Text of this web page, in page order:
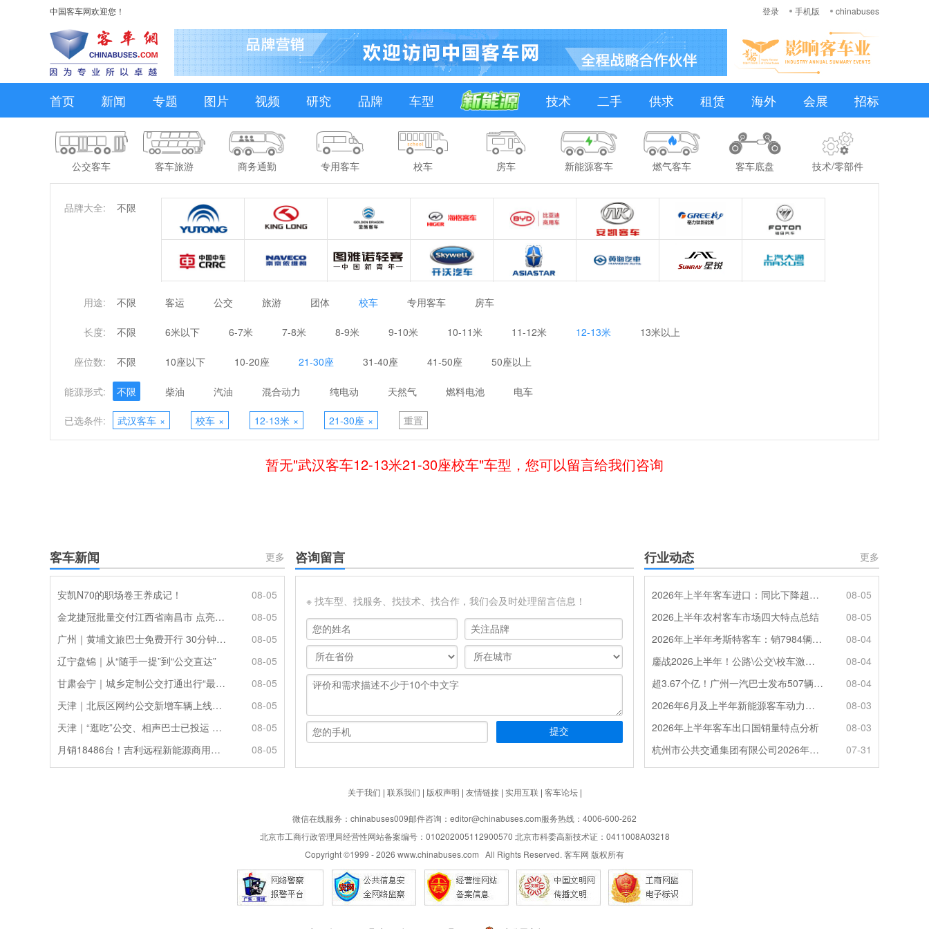
中国客车网欢迎您！ 登录 手机版 chinabuses
首页 新闻 专题 图片 视频 研究 品牌 车型 技术 二手 供求 租赁 海外 会展 招标
公交客车 客车旅游 商务通勤 专用客车 校车 房车 新能源客车 燃气客车 客车底盘 技术/零部件
品牌大全: 不限
用途: 不限 客运 公交 旅游 团体 校车 专用客车 房车
长度: 不限 6米以下 6-7米 7-8米 8-9米 9-10米 10-11米 11-12米 12-13米 13米以上
座位数: 不限 10座以下 10-20座 21-30座 31-40座 41-50座 50座以上
能源形式: 不限 柴油 汽油 混合动力 纯电动 天然气 燃料电池 电车
已选条件: 武汉客车 × 校车 × 12-13米 × 21-30座 × 重置
暂无"武汉客车12-13米21-30座校车"车型，您可以留言给我们咨询
客车新闻 更多
安凯N70的职场卷王养成记！
08-05
金龙捷冠批量交付江西省南昌市 点亮城乡便民定制出行
08-05
广州｜黄埔文旅巴士免费开行 30分钟一班解锁山海文博一日游
08-05
辽宁盘锦｜从“随手一提”到“公交直达”
08-05
甘肃会宁｜城乡定制公交打通出行“最后一公里”
08-05
天津｜北辰区网约公交新增车辆上线运营
08-05
天津｜“逛吃”公交、相声巴士已投运 无目的地海上游试点航线将推出
08-05
月销18486台！吉利远程新能源商用车7月销量持续攀升
08-05
咨询留言
※ 找车型、找服务、找技术、找合作，我们会及时处理留言信息！
行业动态 更多
2026年上半年客车进口：同比下降超4成，轻客主体地位凸显
08-05
2026上半年农村客车市场四大特点总结
08-05
2026年上半年考斯特客车：销7984辆 6米领涨领跑 电动化提速
08-04
鏖战2026上半年！公路\公交\校车激烈角逐，谁问鼎赛道赢家?
08-04
超3.67个亿！广州一汽巴士发布507辆纯电动城市客车采购中标公告
08-04
2026年6月及上半年新能源客车动力电池装机量特点分析
08-03
2026年上半年客车出口国销量特点分析
08-03
杭州市公共交通集团有限公司2026年100辆纯电动城市客车采购招标公告
07-31
关于我们 | 联系我们 | 版权声明 | 友情链接| 实用互联| 客车论坛|
微信在线服务：chinabuses009邮件咨询：editor@chinabuses.com服务热线：4006-600-262
北京市工商行政管理局经营性网站备案编号：010202005112900570 北京市科委高新技术证：0411008A03218
Copyright ©1999 -2026 www.chinabuses.com All Rights Reserved. 客车网 版权所有